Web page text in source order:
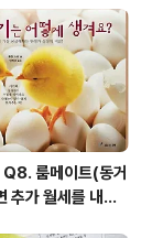
룸메이트(동거
추가 월세를 내야